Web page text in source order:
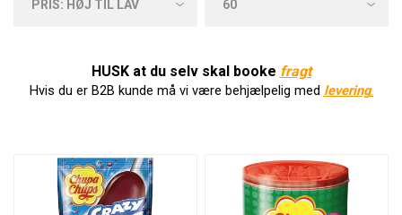
HUSK at du selv skal booke fragt
Hvis du er B2B kunde må vi være behjælpelig med levering.